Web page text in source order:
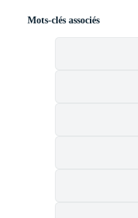
Mots-clés associés